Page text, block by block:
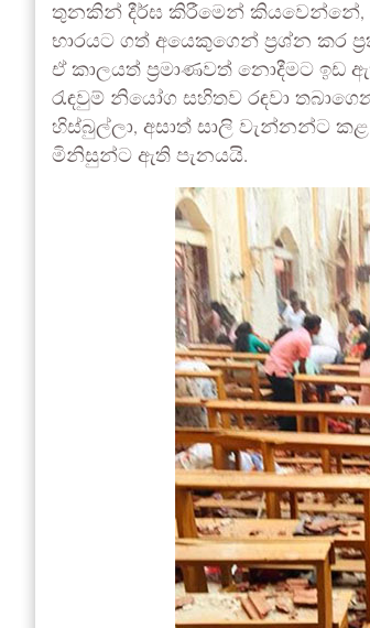
තුනකින් දීර්ඝ කිරීමෙන් කියවෙන්නේ,
භාරයට ගත් අයෙකුගෙන් ප්‍රශ්න කර
ඒ කාලයත් ප්‍රමාණවත් නොදීමට ඉඩ
රැඳවුම් නියෝග සහිතව රඳවා
හිස්බුල්ලා, අසාත් සාලි වැන්නන්ට
මිනිසුන්ට ඇති පැනයයි.